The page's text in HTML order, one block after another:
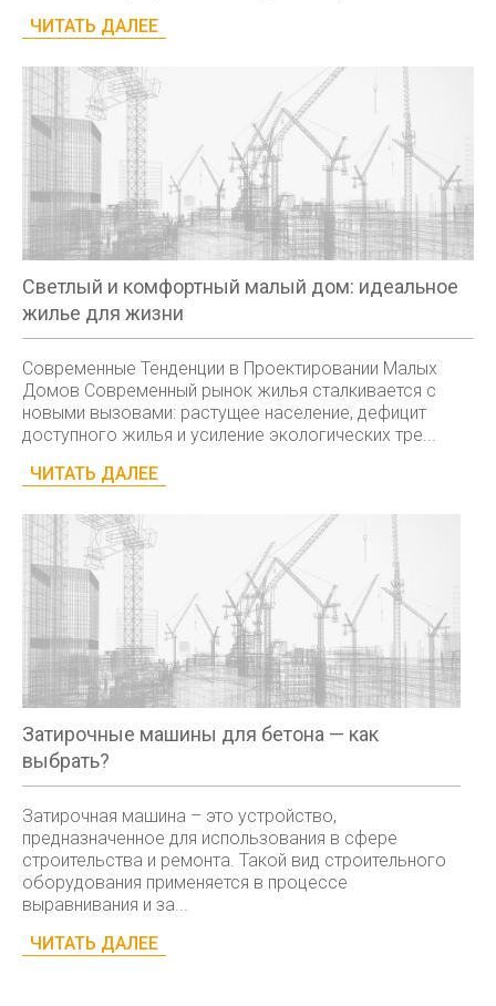
ЧИТАТЬ ДАЛЕЕ
Светлый и комфортный малый дом: идеальное
жилье для жизни
Современные Тенденции в Проектировании Малых
Домов Современный рынок жилья сталкивается с
новыми вызовами: растущее население, дефицит
доступного жилья и усиление экологических тре...
ЧИТАТЬ ДАЛЕЕ
Затирочные машины для бетона — как
выбрать?
Затирочная машина – это устройство,
предназначенное для использования в сфере
строительства и ремонта. Такой вид строительного
оборудования применяется в процессе
выравнивания и за...
ЧИТАТЬ ДАЛЕЕ